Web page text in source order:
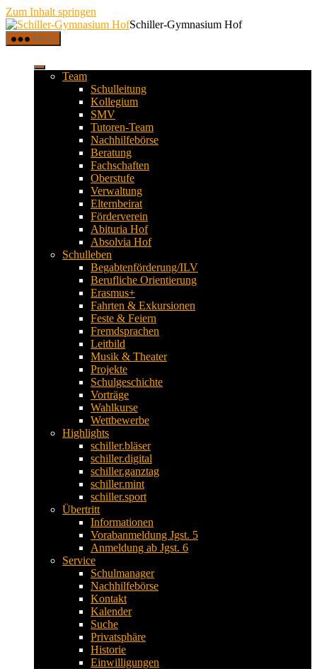
Zum Inhalt springen
Schiller-Gymnasium Hof
Menü
Team
Schulleitung
Kollegium
SMV
Tutoren-Team
Nachhilfebörse
Beratung
Fachschaften
Oberstufe
Verwaltung
Elternbeirat
Förderverein
Abituria Hof
Absolvia Hof
Schulleben
Begabtenförderung/ILV
Berufliche Orientierung
Erasmus+
Fahrten & Exkursionen
Feste & Feiern
Fremdsprachen
Leitbild
Musik & Theater
Projekte
Schulgeschichte
Vorträge
Wahlkurse
Wettbewerbe
Highlights
schiller.bläser
schiller.digital
schiller.ganztag
schiller.mint
schiller.sport
Übertritt
Informationen
Vorabanmeldung Jgst. 5
Anmeldung ab Jgst. 6
Service
Schulmanager
Nachhilfebörse
Kontakt
Kalender
Suche
Privatsphäre
Historie
Einwilligungen